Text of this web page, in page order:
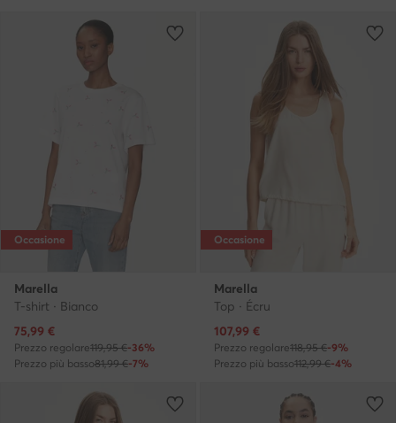
Occasione
Marella
T-shirt · Bianco
Prezzo attuale
75,99 €
Prezzo regolare119,95 €-36%
Prezzo più basso81,99 €-7%
Occasione
Marella
Top · Écru
Prezzo attuale
107,99 €
Prezzo regolare118,95 €-9%
Prezzo più basso112,99 €-4%